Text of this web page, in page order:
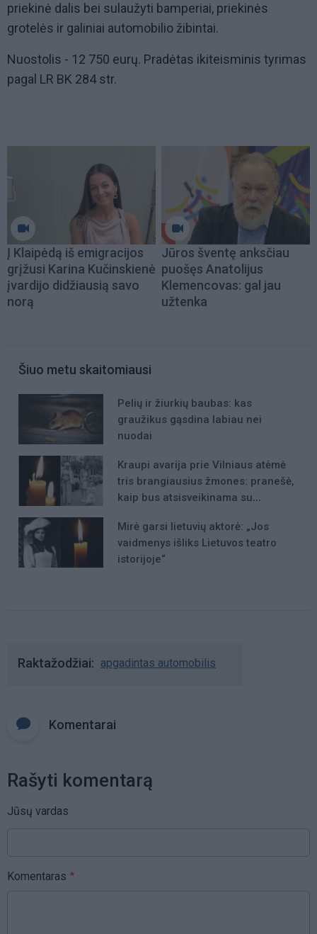
priekinė dalis bei sulaužyti bamperiai, priekinės
grotelės ir galiniai automobilio žibintai.
Nuostolis - 12 750 eurų. Pradėtas ikiteisminis tyrimas
pagal LR BK 284 str.
Į Klaipėdą iš emigracijos
grįžusi Karina Kučinskienė
įvardijo didžiausią savo
norą
Jūros šventę anksčiau
puošęs Anatolijus
Klemencovas: gal jau
užtenka
Šiuo metu skaitomiausi
Pelių ir žiurkių baubas: kas
graužikus gąsdina labiau nei
nuodai
Kraupi avarija prie Vilniaus atėmė
tris brangiausius žmones: pranešė,
kaip bus atsisveikinama su
Mirė garsi lietuvių aktorė: „Jos
vaidmenys išliks Lietuvos teatro
istorijoje“
Raktažodžiai apgadintas automobilis
Komentarai
Rašyti komentarą
Jūsų vardas
Komentaras